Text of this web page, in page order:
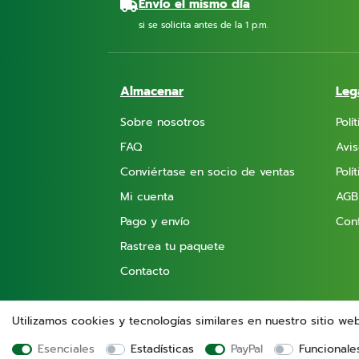
Envío el mismo día
si se solicita antes de la 1 p.m.
Almacenar
Sobre nosotros
FAQ
Conviértase en socio de ventas
Mi cuenta
Pago y envío
Rastrea tu paquete
Contacto
AGB
Utilizamos cookies y tecnologías similares en nuestro sitio
Esenciales
Estadísticas PayPal